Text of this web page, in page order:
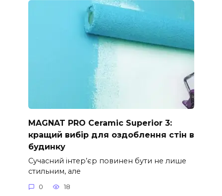
MAGNAT PRO Ceramic Superior 3:
кращий вибір для оздоблення стін в
будинку
Сучасний інтер’єр повинен бути не лише
стильним, але
0 18